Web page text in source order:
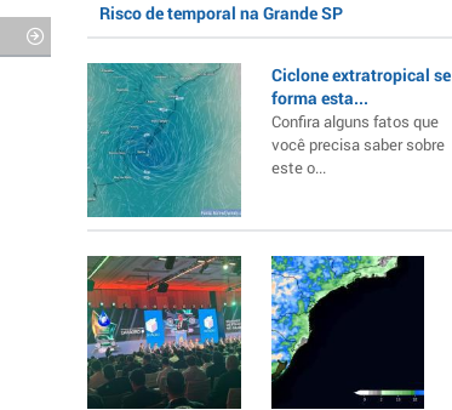
Risco de temporal na Grande SP
Ciclone extratropical se
forma esta...
Confira alguns fatos que
você precisa saber sobre
este o...